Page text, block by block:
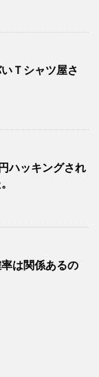
Ｔシャツ屋さ
ハッキングされ
は関係あるの